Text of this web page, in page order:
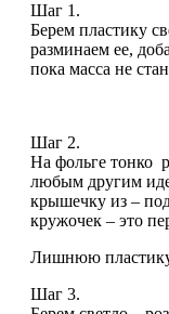
Шаг 1.
Берем пластику
разминаем ее,
пока масса не
Шаг 2.
На фольге тонко
любым другим
крышечку из –
кружочек – это
Лишнюю
Шаг 3.